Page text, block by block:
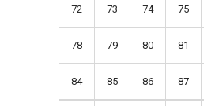
72 73 74 75
78 79 80 81
84 85 86 87